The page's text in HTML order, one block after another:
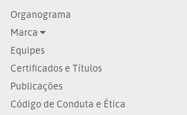
Organograma
Marca
Equipes
Certificados e Títulos
Publicações
Código de Conduta e Ética